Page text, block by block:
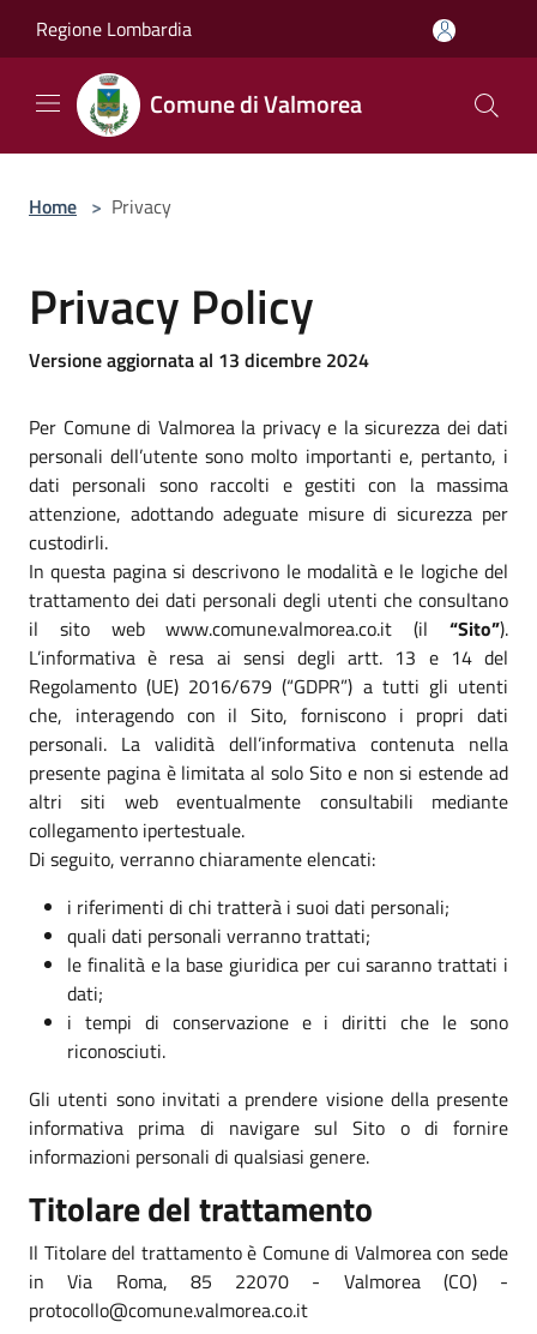
Regione Lombardia
Comune di Valmorea
Home > Privacy
Privacy Policy
Versione aggiornata al 13 dicembre 2024
Per Comune di Valmorea la privacy e la sicurezza dei dati
personali dell’utente sono molto importanti e, pertanto, i
dati personali sono raccolti e gestiti con la massima
attenzione, adottando adeguate misure di sicurezza per
custodirli.
In questa pagina si descrivono le modalità e le logiche del
trattamento dei dati personali degli utenti che consultano
il sito web www.comune.valmorea.co.it (il “Sito”).
L’informativa è resa ai sensi degli artt. 13 e 14 del
Regolamento (UE) 2016/679 (“GDPR”) a tutti gli utenti
che, interagendo con il Sito, forniscono i propri dati
personali. La validità dell’informativa contenuta nella
presente pagina è limitata al solo Sito e non si estende ad
altri siti web eventualmente consultabili mediante
collegamento ipertestuale.
Di seguito, verranno chiaramente elencati:
i riferimenti di chi tratterà i suoi dati personali;
quali dati personali verranno trattati;
le finalità e la base giuridica per cui saranno trattati i
dati;
i tempi di conservazione e i diritti che le sono
riconosciuti.
Gli utenti sono invitati a prendere visione della presente
informativa prima di navigare sul Sito o di fornire
informazioni personali di qualsiasi genere.
Titolare del trattamento
Il Titolare del trattamento è Comune di Valmorea con sede
in Via Roma, 85 22070 - Valmorea (CO) -
protocollo@comune.valmorea.co.it